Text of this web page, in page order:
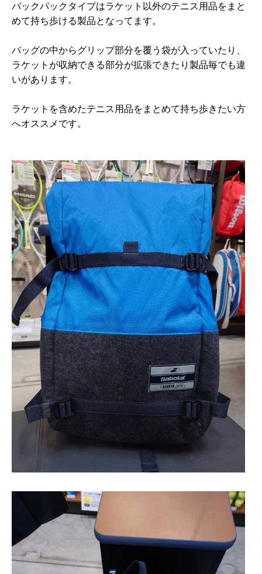
バックパックタイプはラケット以外のテニス用品をまと
めて持ち歩ける製品となってます。
バッグの中からグリップ部分を覆う袋が入っていたり、
ラケットが収納できる部分が拡張できたり製品毎でも違
いがあります。
ラケットを含めたテニス用品をまとめて持ち歩きたい方
へオススメです。